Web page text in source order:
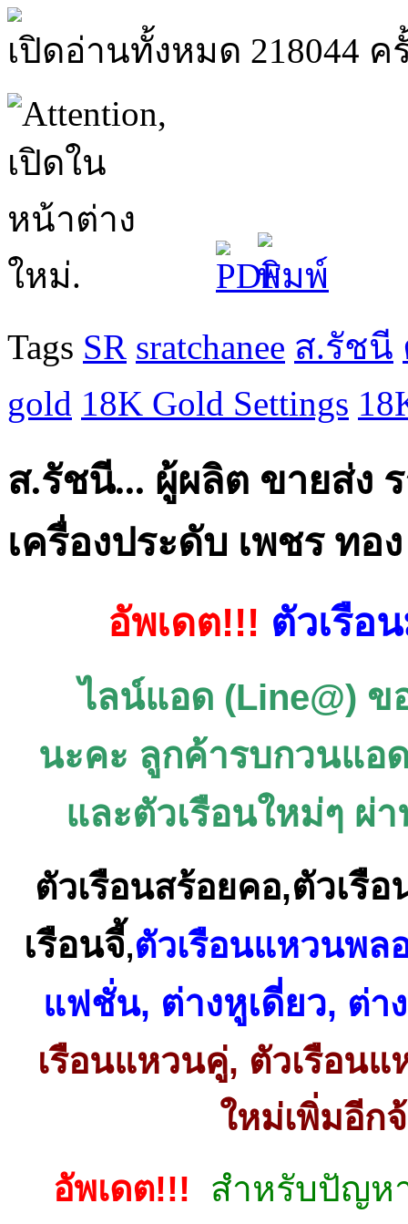
เปิดอ่านทั้งหมด 218044 ค
Tags SR sratchanee ส.รัชนี
gold 18K Gold Settings
ส.รัชนี... ผู้ผลิต ขายส่ง
เครื่องประดับ เพชร ท
อัพเดต!!! ตัวเรือ
ไลน์แอด (Line@)
นะคะ ลูกค้ารบกวนแอ
และตัวเรือนใหม่ๆ ผ่
ตัวเรือนสร้อยคอ,ตัวเรื
เรือนจี้,ตัวเรือนแหวนพล
แฟชั่น, ต่างหูเดี่ยว, ต่า
เรือนแหวนคู่, ตัวเรือนแ
ใหม่เพิ่มอีก
อัพเดต!!! สำหรับปัญห